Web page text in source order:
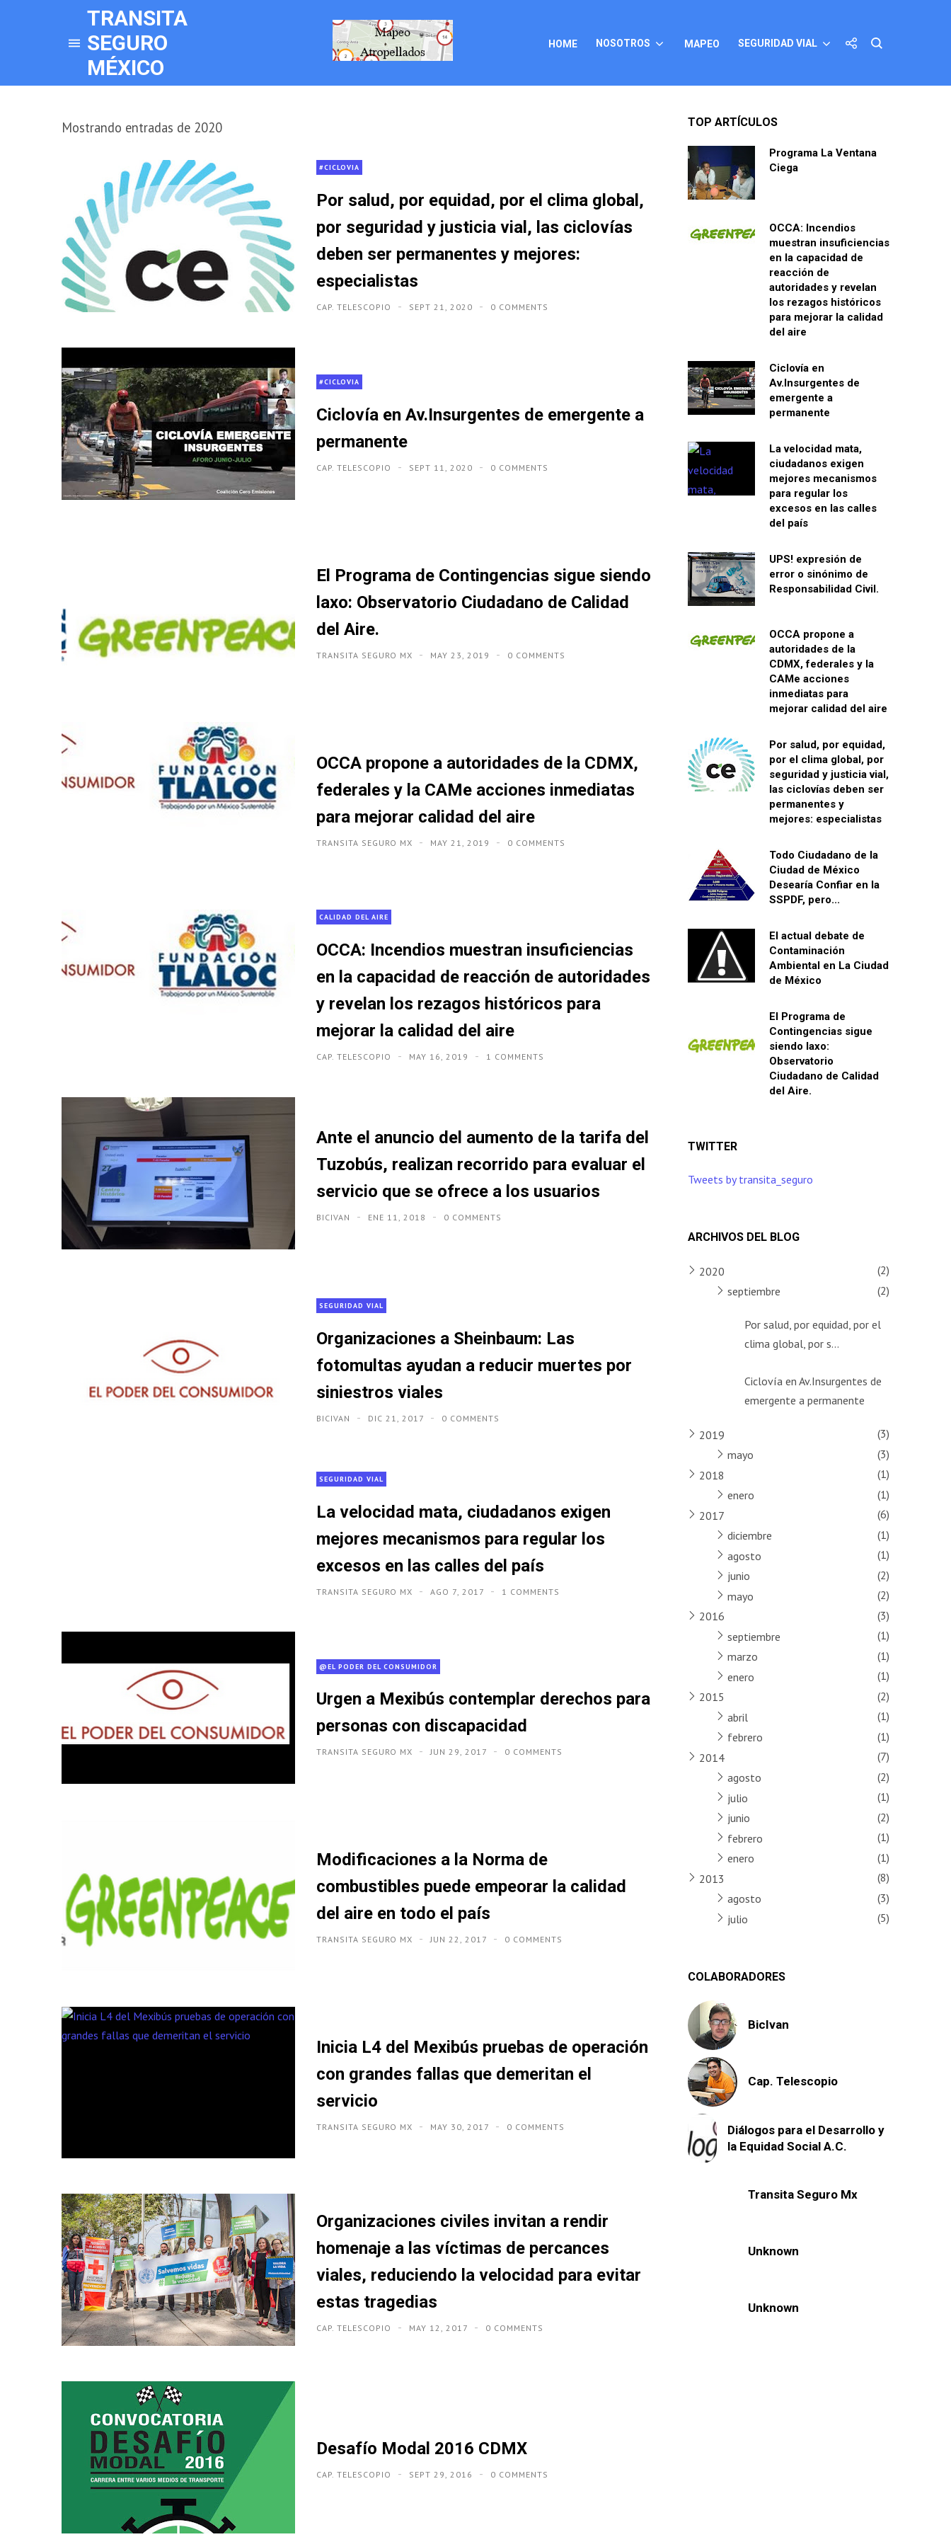
TRANSITA
SEGURO
MÉXICO
HOME NOSOTROS MAPEO SEGURIDAD VIAL
Mostrando entradas de 2020
#CICLOVIA
Por salud, por equidad, por el clima global,
por seguridad y justicia vial, las ciclovías
deben ser permanentes y mejores:
especialistas
CAP. TELESCOPIO SEPT 21, 2020 0 COMMENTS
#CICLOVIA
Ciclovía en Av.Insurgentes de emergente a
permanente
CAP. TELESCOPIO SEPT 11, 2020 0 COMMENTS
El Programa de Contingencias sigue siendo
laxo: Observatorio Ciudadano de Calidad
del Aire.
TRANSITA SEGURO MX MAY 23, 2019 0 COMMENTS
OCCA propone a autoridades de la CDMX,
federales y la CAMe acciones inmediatas
para mejorar calidad del aire
TRANSITA SEGURO MX MAY 21, 2019 0 COMMENTS
CALIDAD DEL AIRE
OCCA: Incendios muestran insuficiencias
en la capacidad de reacción de autoridades
y revelan los rezagos históricos para
mejorar la calidad del aire
CAP. TELESCOPIO MAY 16, 2019 1 COMMENTS
Ante el anuncio del aumento de la tarifa del
Tuzobús, realizan recorrido para evaluar el
servicio que se ofrece a los usuarios
BICIVAN ENE 11, 2018 0 COMMENTS
SEGURIDAD VIAL
Organizaciones a Sheinbaum: Las
fotomultas ayudan a reducir muertes por
siniestros viales
BICIVAN DIC 21, 2017 0 COMMENTS
SEGURIDAD VIAL
La velocidad mata, ciudadanos exigen
mejores mecanismos para regular los
excesos en las calles del país
TRANSITA SEGURO MX AGO 7, 2017 1 COMMENTS
@EL PODER DEL CONSUMIDOR
Urgen a Mexibús contemplar derechos para
personas con discapacidad
TRANSITA SEGURO MX JUN 29, 2017 0 COMMENTS
Modificaciones a la Norma de
combustibles puede empeorar la calidad
del aire en todo el país
TRANSITA SEGURO MX JUN 22, 2017 0 COMMENTS
Inicia L4 del Mexibús pruebas de operación
con grandes fallas que demeritan el
servicio
TRANSITA SEGURO MX MAY 30, 2017 0 COMMENTS
Organizaciones civiles invitan a rendir
homenaje a las víctimas de percances
viales, reduciendo la velocidad para evitar
estas tragedias
CAP. TELESCOPIO MAY 12, 2017 0 COMMENTS
Desafío Modal 2016 CDMX
CAP. TELESCOPIO SEPT 29, 2016 0 COMMENTS
TOP ARTÍCULOS
Programa La Ventana
Ciega
OCCA: Incendios
muestran insuficiencias
en la capacidad de
reacción de
autoridades y revelan
los rezagos históricos
para mejorar la calidad
del aire
Ciclovía en
Av.Insurgentes de
emergente a
permanente
La velocidad mata,
ciudadanos exigen
mejores mecanismos
para regular los
excesos en las calles
del país
UPS! expresión de
error o sinónimo de
Responsabilidad Civil.
OCCA propone a
autoridades de la
CDMX, federales y la
CAMe acciones
inmediatas para
mejorar calidad del aire
Por salud, por equidad,
por el clima global, por
seguridad y justicia vial,
las ciclovías deben ser
permanentes y
mejores: especialistas
Todo Ciudadano de la
Ciudad de México
Desearía Confiar en la
SSPDF, pero...
El actual debate de
Contaminación
Ambiental en La Ciudad
de México
El Programa de
Contingencias sigue
siendo laxo:
Observatorio
Ciudadano de Calidad
del Aire.
TWITTER
Tweets by transita_seguro
ARCHIVOS DEL BLOG
2020
(2)
septiembre
(2)
Por salud, por equidad, por el
clima global, por s...
Ciclovía en Av.Insurgentes de
emergente a permanente
2019
(3)
mayo
(3)
2018
(1)
enero
(1)
2017
(6)
diciembre
(1)
agosto
(1)
junio
(2)
mayo
(2)
2016
(3)
septiembre
(1)
marzo
(1)
enero
(1)
2015
(2)
abril
(1)
febrero
(1)
2014
(7)
agosto
(2)
julio
(1)
junio
(2)
febrero
(1)
enero
(1)
2013
(8)
agosto
(3)
julio
(5)
COLABORADORES
BicIvan
Cap. Telescopio
Diálogos para el Desarrollo y
la Equidad Social A.C.
Transita Seguro Mx
Unknown
Unknown